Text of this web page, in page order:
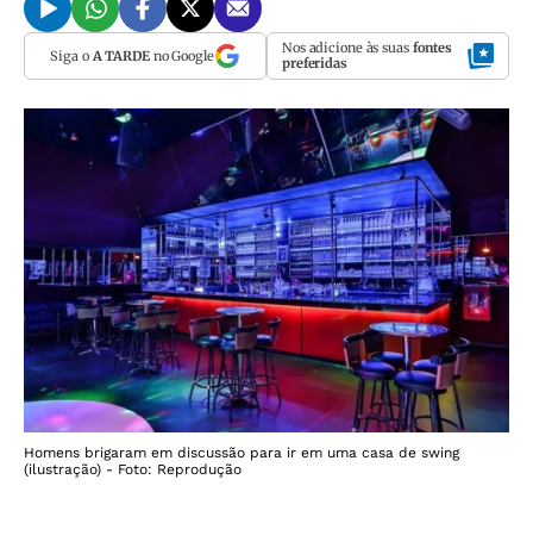
Siga o A TARDEno Google Nos adicione às suas fontes
preferidas
Homens brigaram em discussão para ir em uma casa de swing
(ilustração) - Foto: Reprodução